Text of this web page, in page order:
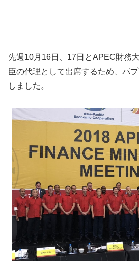
先週10月16日、17日とAPEC財務
臣の代理として出席するため、パ
しました。